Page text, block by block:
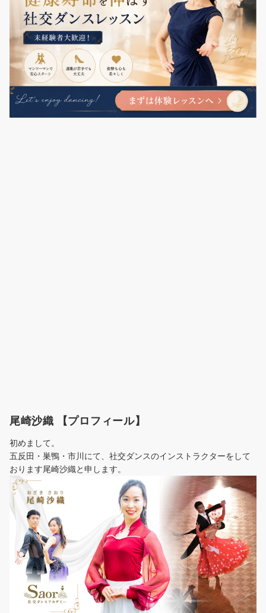
尾崎沙織 【プロフィール】
初めまして。
五反田・巣鴨・市川にて、社交ダンスのインストラクターをして
おります尾崎沙織と申します。